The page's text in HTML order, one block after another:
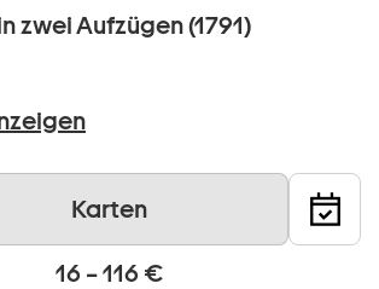
zwei Aufzügen (1791)
Karten
16 – 116 €